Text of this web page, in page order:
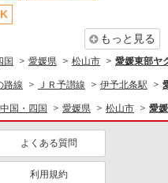
もっと見る
国 愛媛県 松山市 愛媛東部ヤ
路線 ＪＲ予讃線 伊予北条駅
中国・四国 愛媛県 松山市 愛
よくある質問
利用規約